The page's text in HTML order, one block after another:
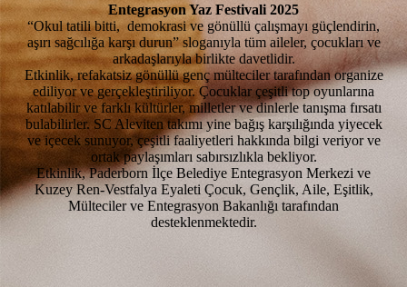
Entegrasyon Yaz Festivali 2025
“Okul tatili bitti, demokrasi ve gönüllü çalışmayı güçlendirin,
aşırı sağcılığa karşı durun” sloganıyla tüm aileler, çocukları ve
arkadaşlarıyla birlikte davetlidir.
Etkinlik, refakatsiz gönüllü genç mülteciler tarafından organize
ediliyor ve gerçekleştiriliyor. Çocuklar çeşitli top oyunlarına
katılabilir ve farklı kültürler, milletler ve dinlerle tanışma fırsatı
bulabilirler. SC Aleviten takımı yine bağış karşılığında yiyecek
ve içecek sunuyor, çeşitli faaliyetleri hakkında bilgi veriyor ve
ortak paylaşımları sabırsızlıkla bekliyor.
Etkinlik, Paderborn İlçe Belediye Entegrasyon Merkezi ve
Kuzey Ren-Vestfalya Eyaleti Çocuk, Gençlik, Aile, Eşitlik,
Mülteciler ve Entegrasyon Bakanlığı tarafından
desteklenmektedir.